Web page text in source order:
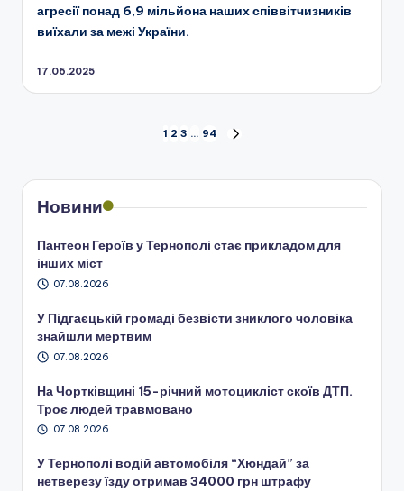
агресії понад 6,9 мільйона наших співвітчизників
виїхали за межі України.
17.06.2025
записів
1 2 3 … 94
Новини
Пантеон Героїв у Тернополі стає прикладом для
інших міст
07.08.2026
У Підгаєцькій громаді безвісти зниклого чоловіка
знайшли мертвим
07.08.2026
На Чортківщині 15-річний мотоцикліст скоїв ДТП.
Троє людей травмовано
07.08.2026
У Тернополі водій автомобіля “Хюндай” за
нетверезу їзду отримав 34000 грн штрафу